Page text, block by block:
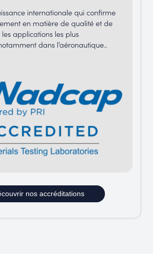
internationale qui confirme
en matière de qualité et de
applications les plus
dans l’aéronautique..
nos accréditations